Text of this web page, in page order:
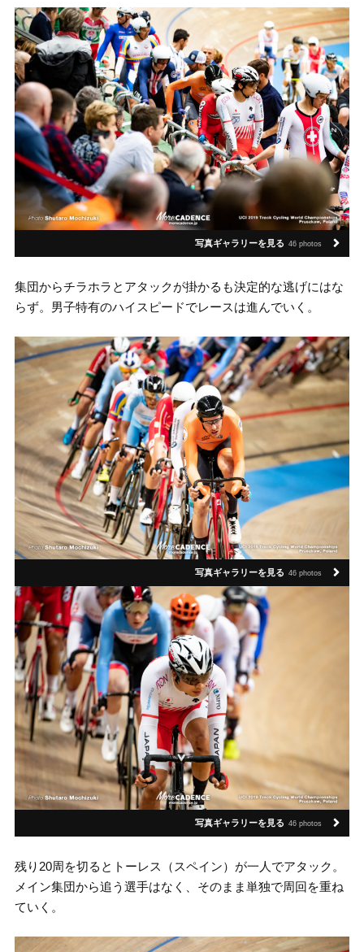
写真ギャラリーを見る 46 photos
集団からチラホラとアタックが掛かるも決定的な逃げにはな
らず。男子特有のハイスピードでレースは進んでいく。
写真ギャラリーを見る 46 photos
写真ギャラリーを見る 46 photos
残り20周を切るとトーレス（スペイン）が一人でアタック。
メイン集団から追う選手はなく、そのまま単独で周回を重ね
ていく。